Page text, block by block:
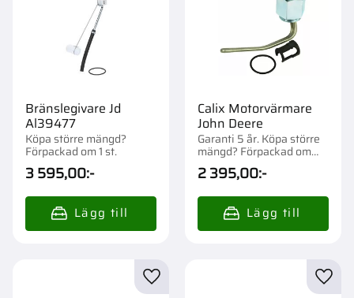
Bränslegivare Jd
Al39477
Köpa större mängd?
Förpackad om 1 st.
3 595,00:-
Calix Motorvärmare
John Deere
Garanti 5 år. Köpa större
mängd? Förpackad om
1/10 st.
2 395,00:-
Lägg till i favoriter